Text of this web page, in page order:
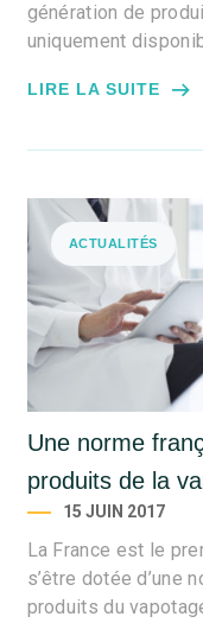
génération de
uniquement
LIRE LA SUITE
ACTUALITÉS
Une norme
produits de la
15 JUIN 2017
La France est le
s’être dotée d’une
produits du